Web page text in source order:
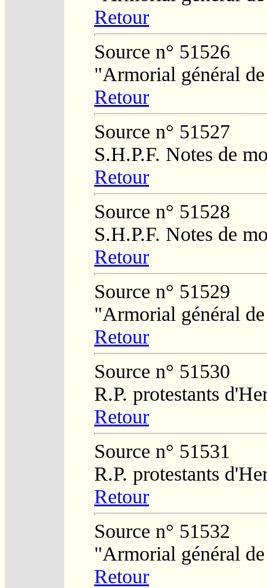
Retour
Source n° 51526
"Armorial général
Retour
Source n° 51527
S.H.P.F. Notes de
Retour
Source n° 51528
S.H.P.F. Notes de
Retour
Source n° 51529
"Armorial général
Retour
Source n° 51530
R.P. protestants
Retour
Source n° 51531
R.P. protestants
Retour
Source n° 51532
"Armorial général
Retour